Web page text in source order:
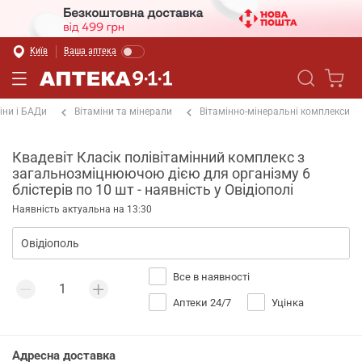
Київ Ваша аптека
і БАДи Вітаміни та мінерали Вітамінно-мінеральні комплекси
Квадевіт Класік полівітамінний комплекс з
загальнозміцнюючою дією для організму 6
блістерів по 10 шт - наявність у Овідіополі
Наявність актуальна на 13:30
Все в наявності
Аптеки 24/7 Уцінка
Адресна доставка